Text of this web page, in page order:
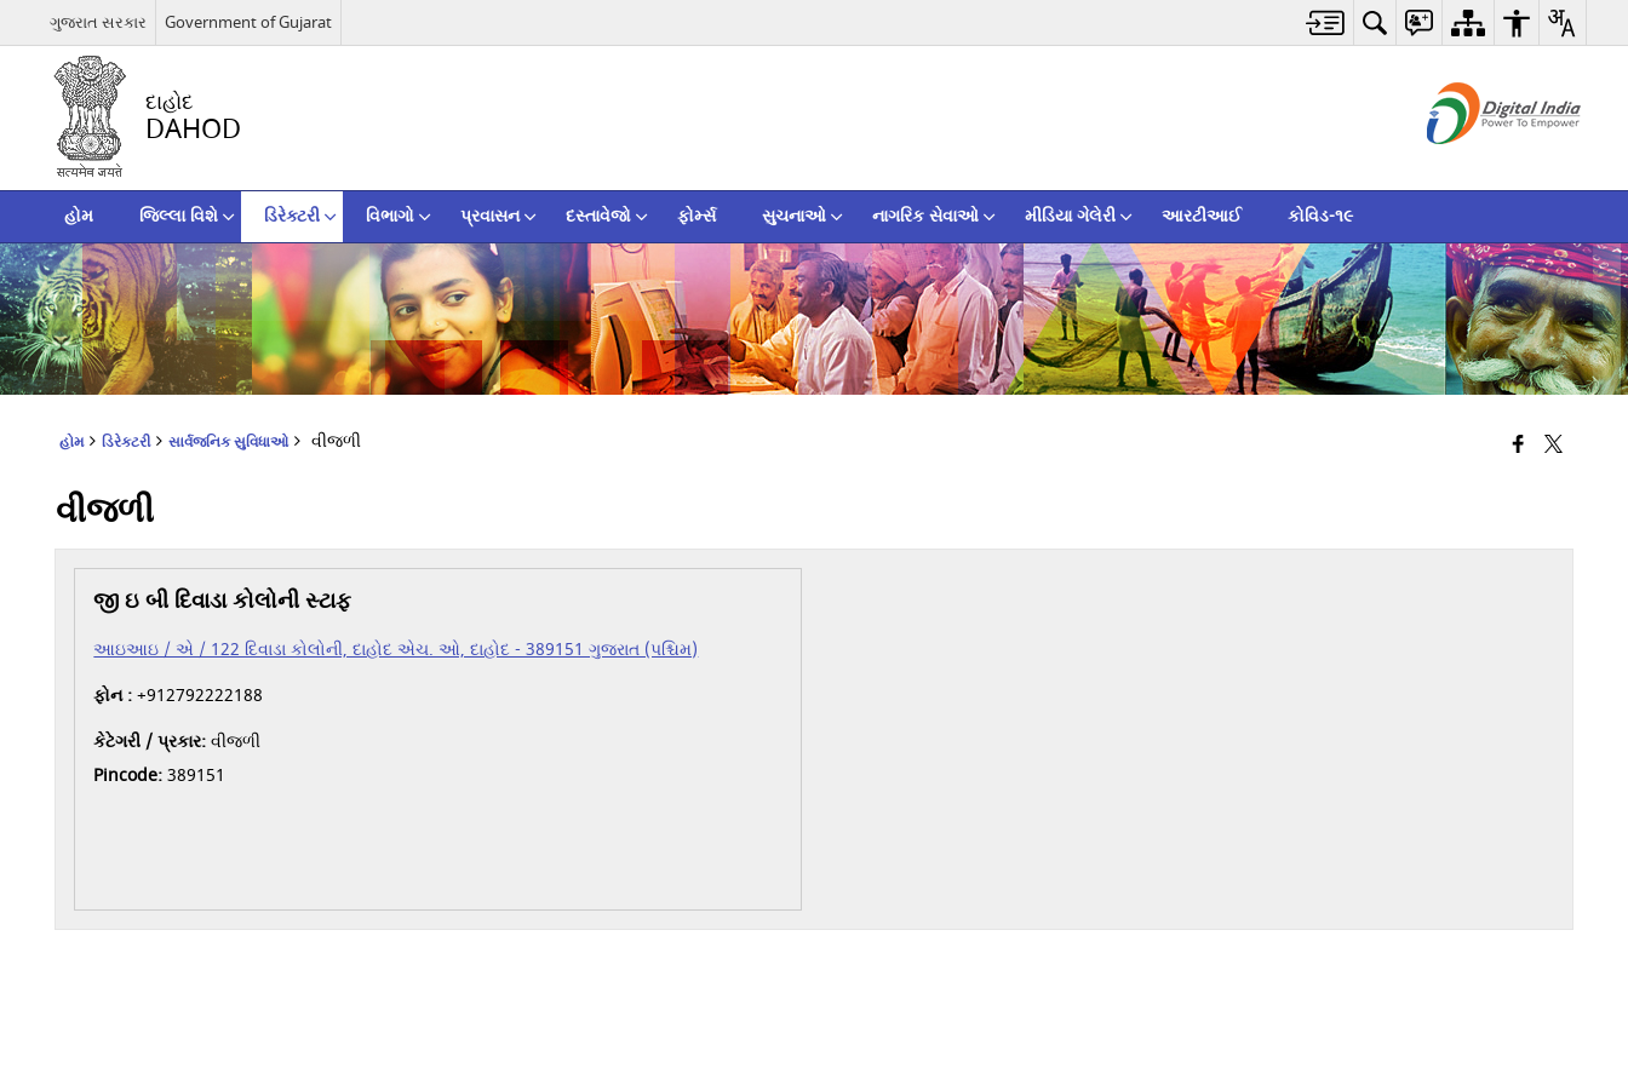
ગુજરાત સરકાર Government of Gujarat
દાહોદ
DAHOD
હોમ જિલ્લા વિશે ડિરેક્ટરી વિભાગો પ્રવાસન દસ્તાવેજો ફોર્મ્સ સુચનાઓ નાગરિક સેવાઓ મીડિયા ગેલેરી આરટીઆઈ કોવિડ-૧૯
હોમ ડિરેક્ટરી સાર્વજનિક સુવિધાઓ વીજળી
વીજળી
જી ઇ બી દિવાડા કોલોની સ્ટાફ
આઇઆઇ / એ / 122 દિવાડા કોલોની, દાહોદ એચ. ઓ, દાહોદ - 389151 ગુજરાત (પશ્ચિમ)
ફોન :+912792222188
કેટેગરી / પ્રકાર:વીજળી
Pincode:389151